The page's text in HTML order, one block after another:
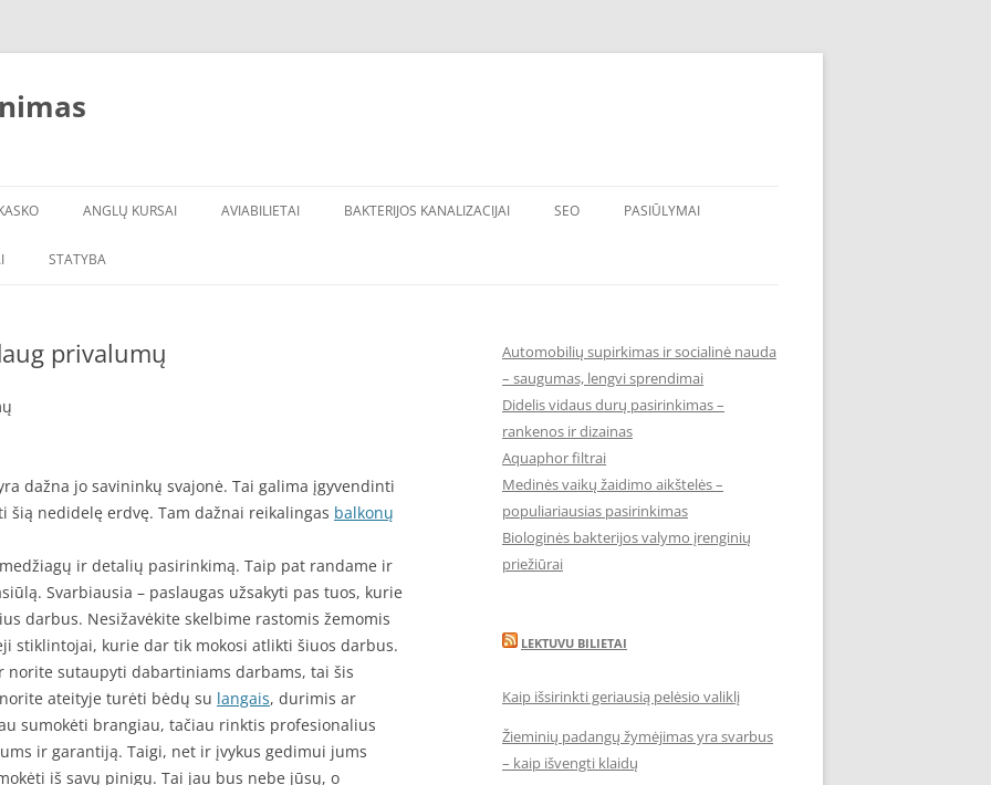
ANGLŲ KURSAI AVIABILIETAI BAKTERIJOS KANALIZACIJAI SEO PASIŪLYMAI
STATYBA
privalumų
dažna jo savininkų svajonė. Tai galima įgyvendinti
nedidelę erdvę. Tam dažnai reikalingas balkonų
ir detalių pasirinkimą. Taip pat randame ir
Svarbiausia – paslaugas užsakyti pas tuos, kurie
darbus. Nesižavėkite skelbime rastomis žemomis
stiklintojai, kurie dar tik mokosi atlikti šiuos darbus.
norite sutaupyti dabartiniams darbams, tai šis
ateityje turėti bėdų su langais, durimis ar
sumokėti brangiau, tačiau rinktis profesionalius
ir garantiją. Taigi, net ir įvykus gedimui jums
iš savų pinigų. Tai jau bus nebe jūsų, o
Automobilių supirkimas ir socialinė nauda
– saugumas, lengvi sprendimai
Didelis vidaus durų pasirinkimas –
rankenos ir dizainas
Aquaphor filtrai
Medinės vaikų žaidimo aikštelės –
populiariausias pasirinkimas
Biologinės bakterijos valymo įrenginių
priežiūrai
LEKTUVU BILIETAI
Kaip išsirinkti geriausią pelėsio valiklį
Žieminių padangų žymėjimas yra svarbus
– kaip išvengti klaidų